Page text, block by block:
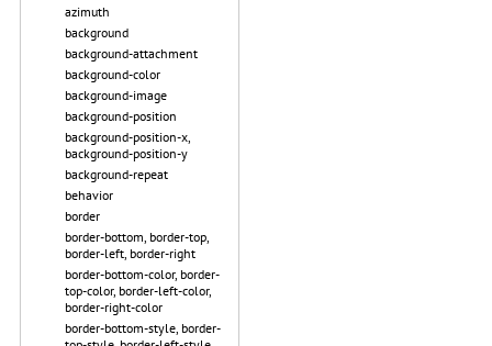
azimuth
background
background-attachment
background-color
background-image
background-position
background-position-x,
background-position-y
background-repeat
behavior
border
border-bottom, border-top,
border-left, border-right
border-bottom-color, border-
top-color, border-left-color,
border-right-color
border-bottom-style, border-